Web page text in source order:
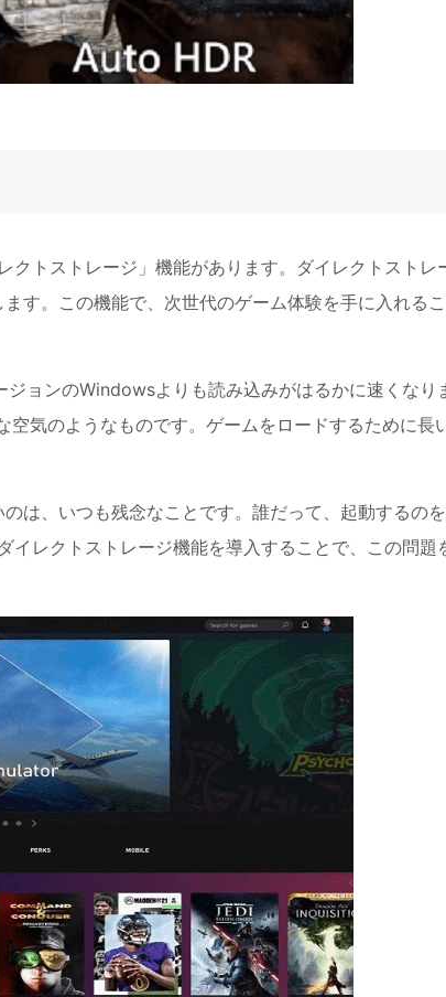
トストレージ」機能があります。ダイレクトストレ
す。この機能で、次世代のゲーム体験を手に入れる
ョンのWindowsよりも読み込みがはるかに速くなり
気のようなものです。ゲームをロードするために長
は、いつも残念なことです。誰だって、起動するの
イレクトストレージ機能を導入することで、この問題